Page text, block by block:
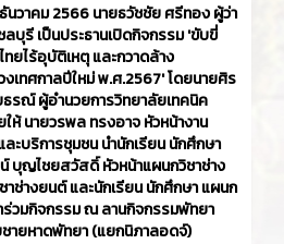
นวาคม 2566​ นายธวัชชัย ศรีทอง ผู้ว่า
ลบุรี เป็นประธานเปิดกิจกรรม 'ขับขี่
ยไร้อุบัติเหตุ และกวาดล้าง
เทศกาลปีใหม่ พ.ศ.2567' โดยนายศิร
รณ์ ผู้อำนวยการวิทยาลัยเทคนิค
ห้ นายวรพล ทรงอาจ หัวหน้างาน
ะบริการชุมชน นำนักเรียน นักศึกษา
บุญไชยสวัสดิ์ หัวหน้าแผนกวิชาช่าง
ช่างยนต์ และนักเรียน นักศึกษา แผนก
ร่วมกิจกรรม ณ ลานกิจกรรมพัทยา
ายหาดพัทยา (แยกนิภาลอดจ์)